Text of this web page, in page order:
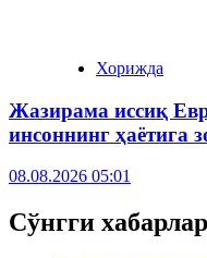
Хорижда
Жазирама иссиқ
инсоннинг ҳаётига
08.08.2026 05:01
Сўнгги хабарлар